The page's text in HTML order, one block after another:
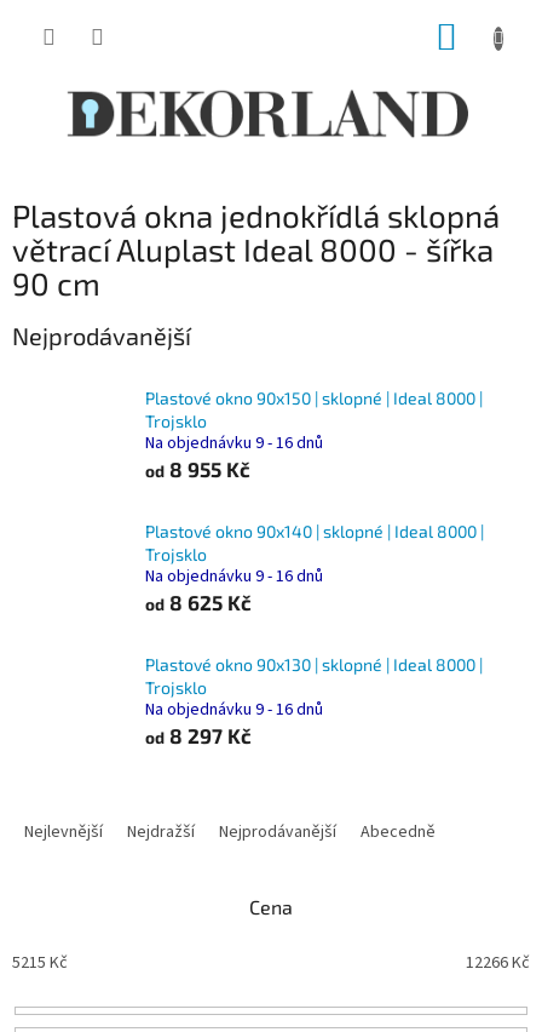
Plastová okna jednokřídlá sklopná
větrací Aluplast Ideal 8000 - šířka
90 cm
Nejprodávanější
Plastové okno 90x150 | sklopné | Ideal 8000 |
Trojsklo
Na objednávku 9 - 16 dnů
od 8 955 Kč
Plastové okno 90x140 | sklopné | Ideal 8000 |
Trojsklo
Na objednávku 9 - 16 dnů
od 8 625 Kč
Plastové okno 90x130 | sklopné | Ideal 8000 |
Trojsklo
Na objednávku 9 - 16 dnů
od 8 297 Kč
p
o
Nejlevnější Nejdražší Nejprodávanější Abecedně
Cena
5215 Kč 12266Kč